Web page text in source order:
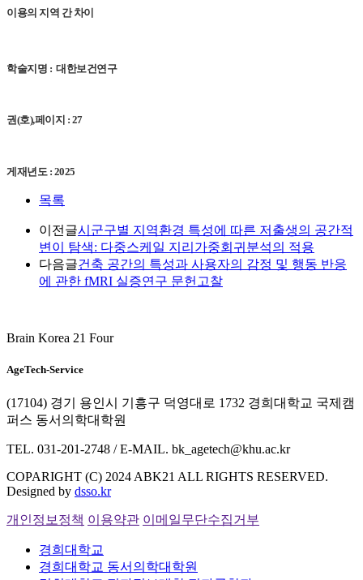
이용의 지역 간 차이
학술지명 : 대한보건연구
권(호),페이지 : 27
게재년도 : 2025
목록
이전글시군구별 지역환경 특성에 따른 저출생의 공간적
변이 탐색: 다중스케일 지리가중회귀분석의 적용
다음글건축 공간의 특성과 사용자의 감정 및 행동 반응
에 관한 fMRI 실증연구 문헌고찰
Brain Korea 21 Four
AgeTech-Service
(17104) 경기 용인시 기흥구 덕영대로 1732 경희대학교 국제캠
퍼스 동서의학대학원
TEL. 031-201-2748 / E-MAIL. bk_agetech@khu.ac.kr
COPARIGHT (C) 2024 ABK21 ALL RIGHTS RESERVED.
Designed by dsso.kr
개인정보정책 이용약관 이메일무단수집거부
경희대학교
경희대학교 동서의학대학원